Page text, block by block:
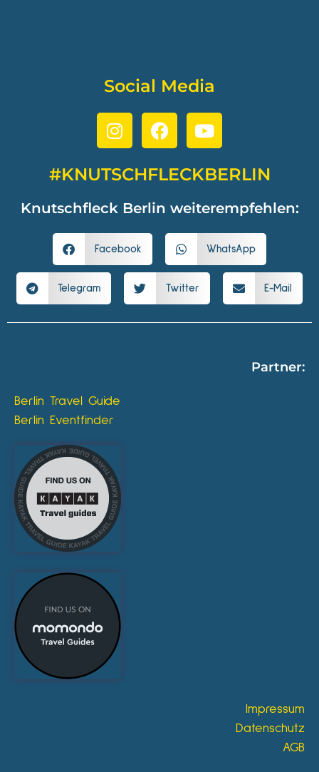
Social Media
#KNUTSCHFLECKBERLIN
Knutschfleck Berlin weiterempfehlen:
Facebook WhatsApp
Telegram Twitter E-Mail
Partner:
Berlin Travel Guide
Berlin Eventfinder
Impressum
Datenschutz
AGB